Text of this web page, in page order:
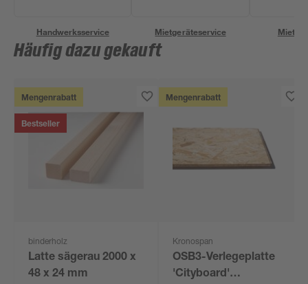
Handwerksservice Mietgeräteservice
Häufig dazu gekauft
Mengenrabatt
Bestseller
binderholz
Latte sägerau 2000 x
48 x 24 mm
Mengenrabatt
Kronospan
OSB3-Verlegeplatte
'Cityboard'